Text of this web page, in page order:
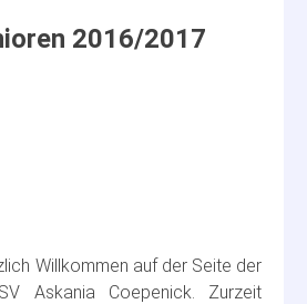
2016/2017
Willkommen auf der Seite der
Askania Coepenick. Zurzeit